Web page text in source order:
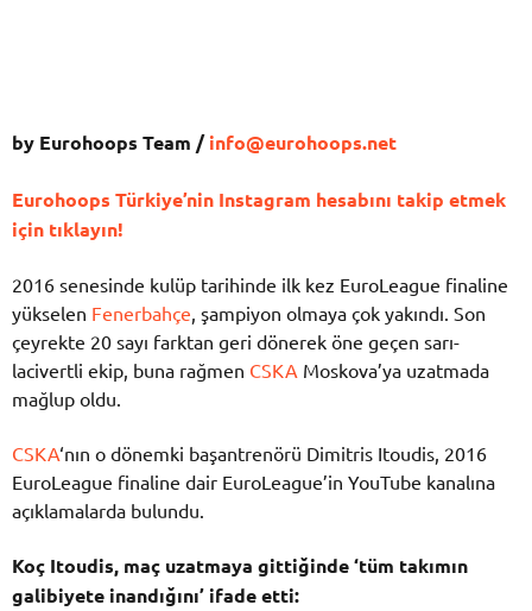
by Eurohoops Team /info@eurohoops.net
Eurohoops Türkiye’nin Instagram hesabını takip etmek
için tıklayın!
2016 senesinde kulüp tarihinde ilk kez EuroLeague finaline
yükselen Fenerbahçe , şampiyon olmaya çok yakındı. Son
çeyrekte 20 sayı farktan geri dönerek öne geçen sarı-
lacivertli ekip, buna rağmen CSKA Moskova’ya uzatmada
mağlup oldu.
CSKA‘nın o dönemki başantrenörü Dimitris Itoudis, 2016
EuroLeague finaline dair EuroLeague’in YouTube kanalına
açıklamalarda bulundu.
Koç Itoudis, maç uzatmaya gittiğinde ‘tüm takımın
galibiyete inandığını’ ifade etti: